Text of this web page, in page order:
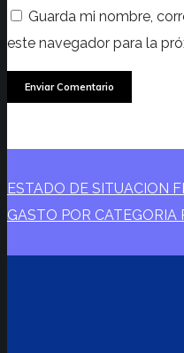
Guarda mi nombre,
este navegador para la
ESTADO DE SITUACION
GASTO POR CATEGORIA